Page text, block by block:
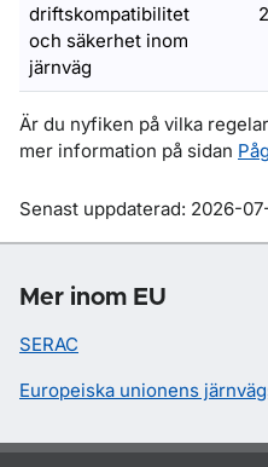
driftskompatibilitet
och säkerhet inom
järnväg
Är du nyfiken på vilka
mer information på sidan
Om sidan
Senast uppdaterad: 2026-
Mer inom EU
SERAC
Europeiska unionens